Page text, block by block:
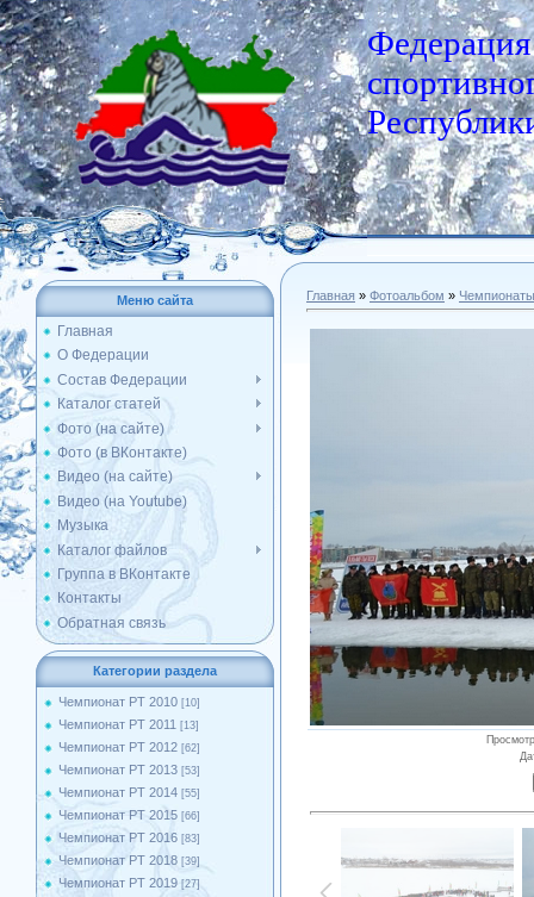
Федерация
Меню сайта
Главная
О Федерации
Состав Федерации
Каталог статей
Фото (на сайте)
Фото (в ВКонтакте)
Видео (на сайте)
Видео (на Youtube)
Музыка
Каталог файлов
Группа в ВКонтакте
Контакты
Обратная связь
Категории раздела
Чемпионат РТ 2010 [10]
Чемпионат РТ 2011 [13]
Чемпионат РТ 2012 [62]
Чемпионат РТ 2013 [53]
Чемпионат РТ 2014 [55]
Чемпионат РТ 2015 [66]
Чемпионат РТ 2016 [83]
Чемпионат РТ 2018 [39]
Чемпионат РТ 2019 [27]
Главная » Фотоальбом » Чемпионаты